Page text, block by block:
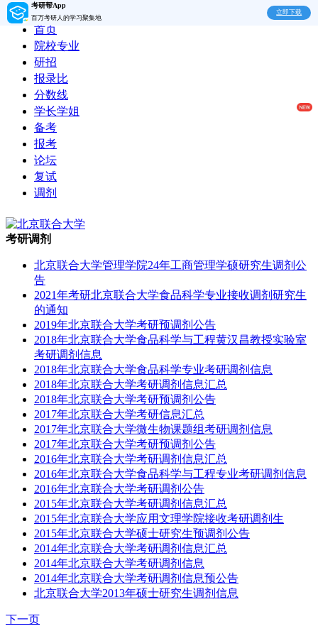
考研帮App
百万考研人的学习聚集地
立即下载
首页
院校专业
研招
报录比
分数线
学长学姐
备考
报考
论坛
复试
调剂
考研调剂
北京联合大学管理学院24年工商管理学硕研究生调剂公
告
2021年考研北京联合大学食品科学专业接收调剂研究生
的通知
2019年北京联合大学考研预调剂公告
2018年北京联合大学食品科学与工程黄汉昌教授实验室
考研调剂信息
2018年北京联合大学食品科学专业考研调剂信息
2018年北京联合大学考研调剂信息汇总
2018年北京联合大学考研预调剂公告
2017年北京联合大学考研信息汇总
2017年北京联合大学微生物课题组考研调剂信息
2017年北京联合大学考研预调剂公告
2016年北京联合大学考研调剂信息汇总
2016年北京联合大学食品科学与工程专业考研调剂信息
2016年北京联合大学考研调剂公告
2015年北京联合大学考研调剂信息汇总
2015年北京联合大学应用文理学院接收考研调剂生
2015年北京联合大学硕士研究生预调剂公告
2014年北京联合大学考研调剂信息汇总
2014年北京联合大学考研调剂信息
2014年北京联合大学考研调剂信息预公告
北京联合大学2013年硕士研究生调剂信息
下一页